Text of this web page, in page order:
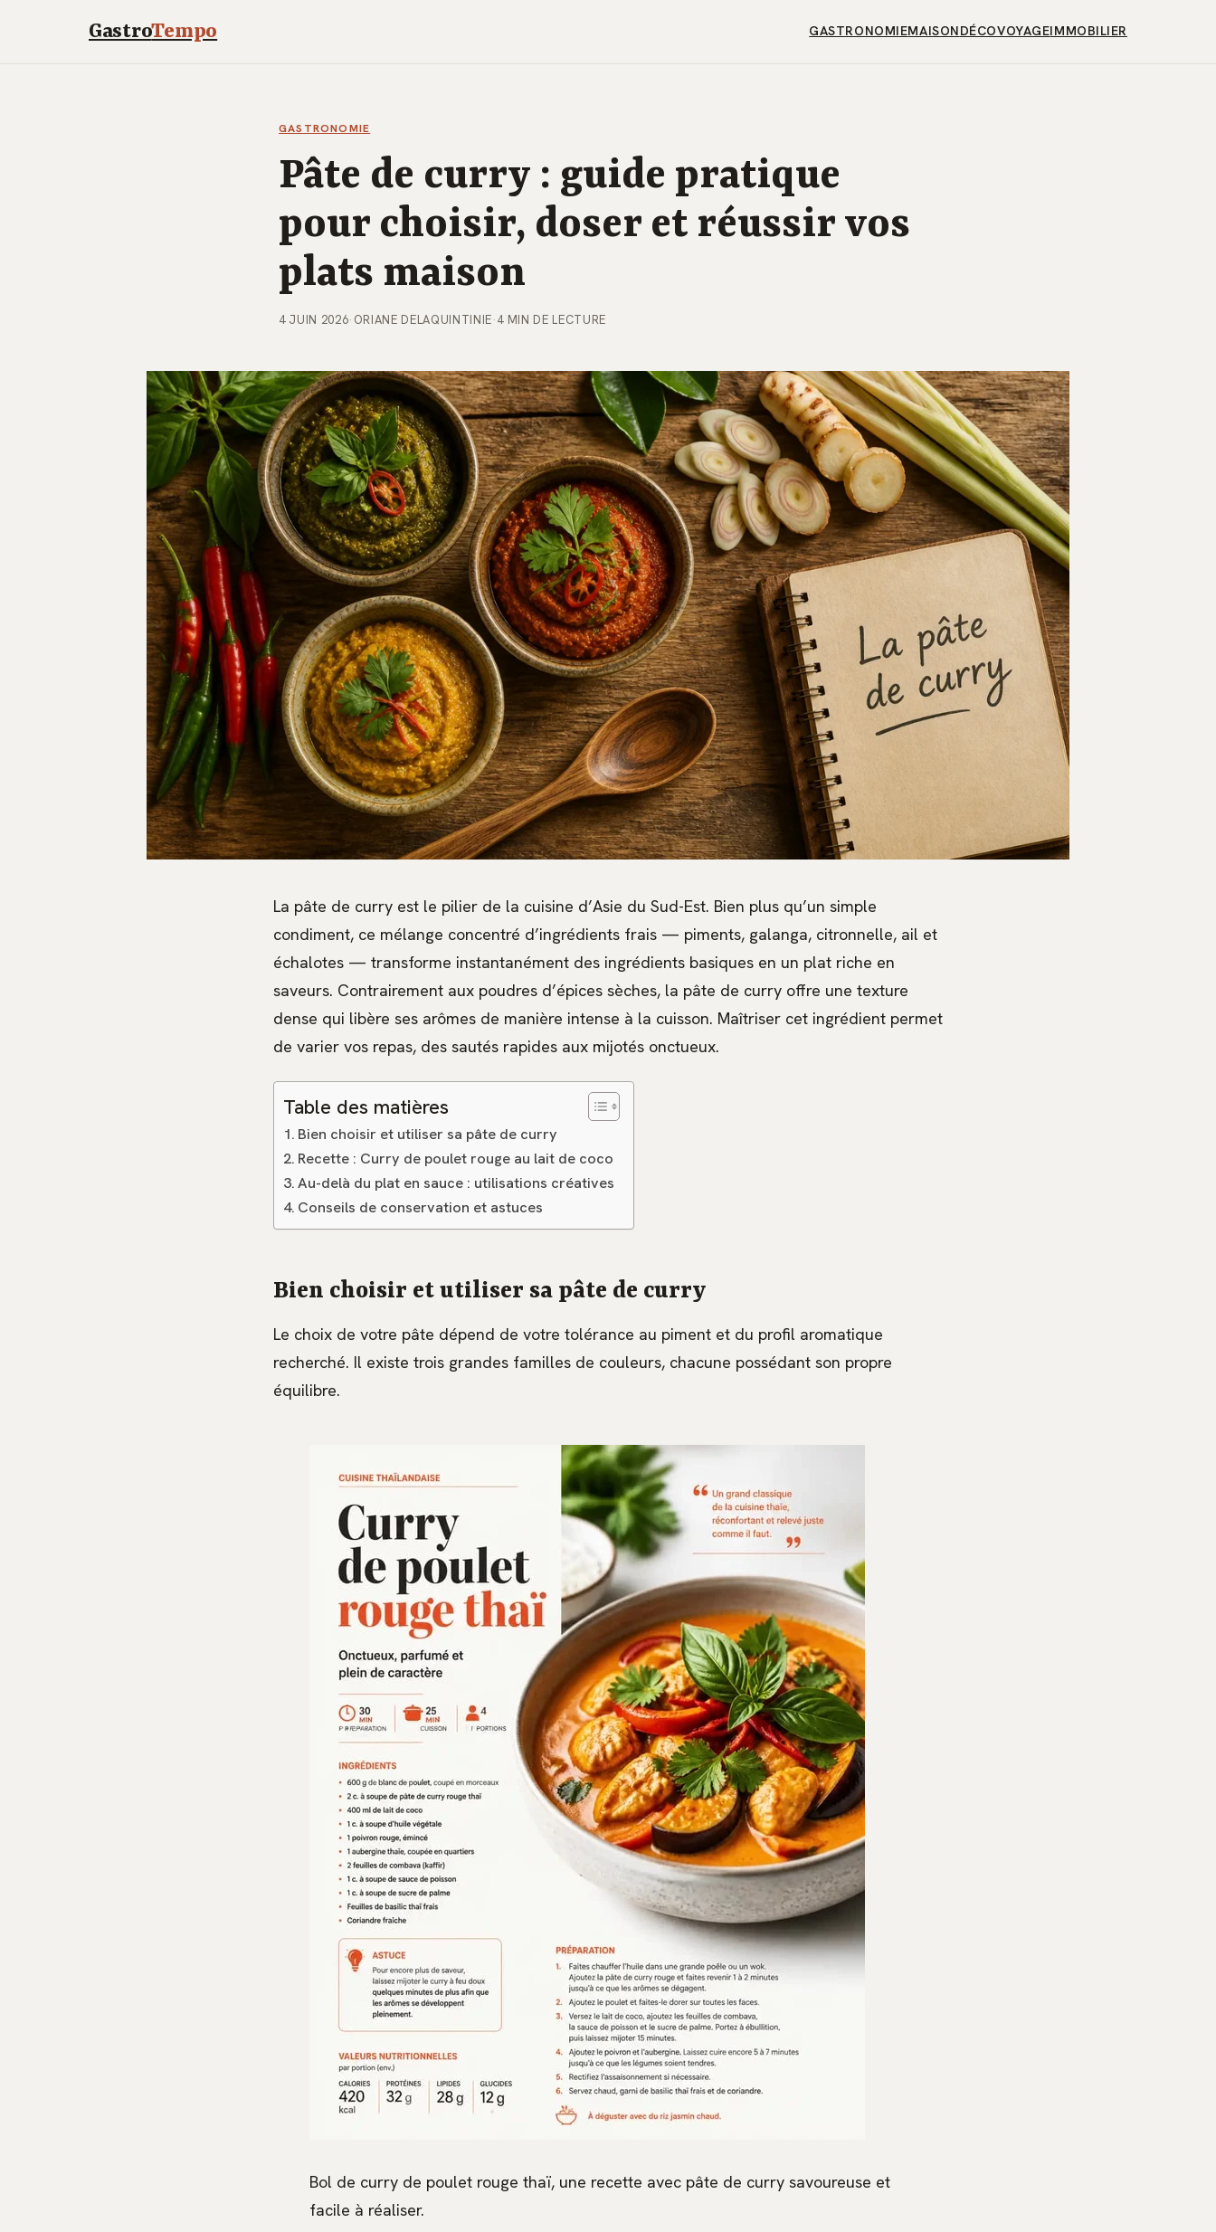
GastroTempo GASTRONOMIEMAISONDÉCOVOYAGEIMMOBILIER
GASTRONOMIE
Pâte de curry : guide pratique
pour choisir, doser et réussir vos
plats maison
4 JUIN 2026· ORIANE DELAQUINTINIE·4 MIN DE LECTURE
La pâte de curry est le pilier de la cuisine d’Asie du Sud-Est. Bien plus qu’un simple
condiment, ce mélange concentré d’ingrédients frais — piments, galanga, citronnelle, ail et
échalotes — transforme instantanément des ingrédients basiques en un plat riche en
saveurs. Contrairement aux poudres d’épices sèches, la pâte de curry offre une texture
dense qui libère ses arômes de manière intense à la cuisson. Maîtriser cet ingrédient permet
de varier vos repas, des sautés rapides aux mijotés onctueux.
Table des matières
Bien choisir et utiliser sa pâte de curry
Recette : Curry de poulet rouge au lait de coco
Au-delà du plat en sauce : utilisations créatives
Conseils de conservation et astuces
Bien choisir et utiliser sa pâte de curry
Le choix de votre pâte dépend de votre tolérance au piment et du profil aromatique
recherché. Il existe trois grandes familles de couleurs, chacune possédant son propre
équilibre.
Bol de curry de poulet rouge thaï, une recette avec pâte de curry savoureuse et
facile à réaliser.